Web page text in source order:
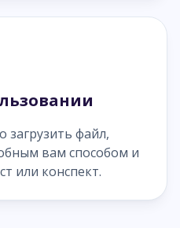
загрузить файл,
вам способом и
или конспект.